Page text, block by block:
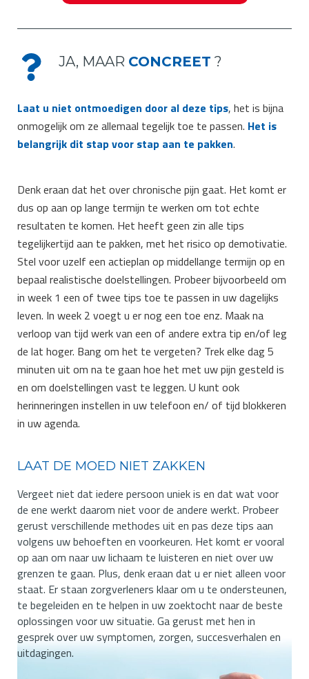
JA, MAAR CONCREET ?
Laat u niet ontmoedigen door al deze tips, het is bijna
onmogelijk om ze allemaal tegelijk toe te passen. Het is
belangrijk dit stap voor stap aan te pakken.
Denk eraan dat het over chronische pijn gaat. Het komt er
dus op aan op lange termijn te werken om tot echte
resultaten te komen. Het heeft geen zin alle tips
tegelijkertijd aan te pakken, met het risico op demotivatie.
Stel voor uzelf een actieplan op middellange termijn op en
bepaal realistische doelstellingen. Probeer bijvoorbeeld om
in week 1 een of twee tips toe te passen in uw dagelijks
leven. In week 2 voegt u er nog een toe enz. Maak na
verloop van tijd werk van een of andere extra tip en/of leg
de lat hoger. Bang om het te vergeten? Trek elke dag 5
minuten uit om na te gaan hoe het met uw pijn gesteld is
en om doelstellingen vast te leggen. U kunt ook
herinneringen instellen in uw telefoon en/ of tijd blokkeren
in uw agenda.
LAAT DE MOED NIET ZAKKEN
Vergeet niet dat iedere persoon uniek is en dat wat voor
de ene werkt daarom niet voor de andere werkt. Probeer
gerust verschillende methodes uit en pas deze tips aan
volgens uw behoeften en voorkeuren. Het komt er vooral
op aan om naar uw lichaam te luisteren en niet over uw
grenzen te gaan. Plus, denk eraan dat u er niet alleen voor
staat. Er staan zorgverleners klaar om u te ondersteunen,
te begeleiden en te helpen in uw zoektocht naar de beste
oplossingen voor uw situatie. Ga gerust met hen in
gesprek over uw symptomen, zorgen, succesverhalen en
uitdagingen.